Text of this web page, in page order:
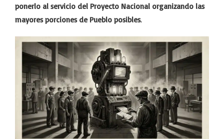
ponerlo al servicio del Proyecto Nacional organizando las
mayores porciones de Pueblo posibles.